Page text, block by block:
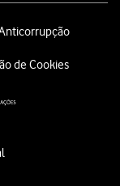
de Cookies